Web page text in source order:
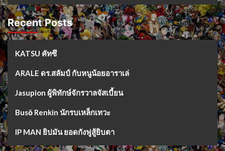
Recent Posts
KATSU คัทซึ
ARALE ดร.สลัมป์ กับหนูน้อยอาราเล่
Jasupion ผู้พิทักษ์จักรวาลจัสเบี้ยน
Busō Renkin นักรบเหล็กเทวะ
IP MAN ยิปมัน ยอดกังฟูสู้ยิบตา